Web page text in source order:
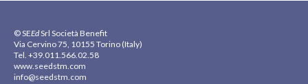
© SEEdSrl Società Benefit
Via Cervino 75, 10155 Torino (Italy)
Tel. +39.011.566.02.58
www.seedstm.com
info@seedstm.com